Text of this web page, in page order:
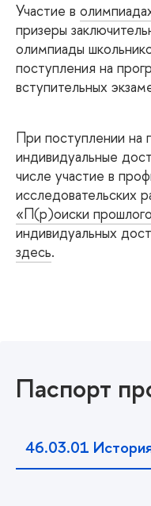
Участие в
призеры
олимпиады
поступления на
вступительных
При поступлении на
индивидуальные
числе участие в
исследовательских
«П(р)оиски
индивидуальных
здесь.
Паспорт
46.03.01